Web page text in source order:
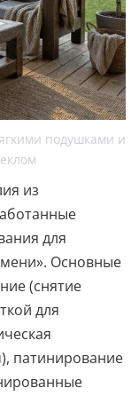
подушками и
из
для
Основные
(снятие
для
патинирование